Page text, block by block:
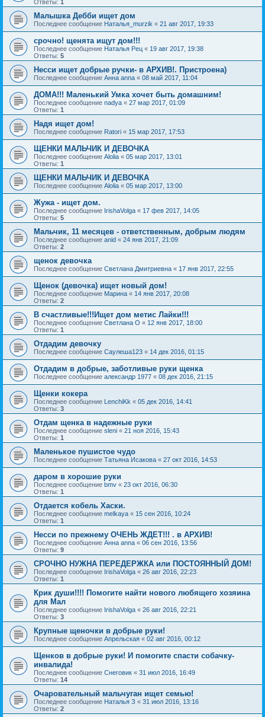
Ответы: 1
Малышка Дебби ищет дом
Последнее сообщение Наталья_murzik « 21 авг 2017, 19:33
срочно! щенята ищут дом!!!
Последнее сообщение Наталья Рец « 19 авг 2017, 19:38
Ответы: 5
Несси ищет добрые ручки- в АРХИВ!. Пристроена)
Последнее сообщение Анна anna « 08 май 2017, 11:04
ДОМА!!! Маленький Умка хочет быть домашним!
Последнее сообщение nadya « 27 мар 2017, 01:09
Ответы: 1
Надя ищет дом!
Последнее сообщение Ratori « 15 мар 2017, 17:53
ЩЕНКИ МАЛЬЧИК И ДЕВОЧКА
Последнее сообщение Alolia « 05 мар 2017, 13:01
Ответы: 1
ЩЕНКИ МАЛЬЧИК И ДЕВОЧКА
Последнее сообщение Alolia « 05 мар 2017, 13:00
Жужа - ищет дом.
Последнее сообщение IrishaVolga « 17 фев 2017, 14:05
Ответы: 5
Мальчик, 11 месяцев - ответственным, добрым людям
Последнее сообщение anid « 24 янв 2017, 21:09
Ответы: 2
щенок девочка
Последнее сообщение Светлана Дмитриевна « 17 янв 2017, 22:55
Щенок (девочка) ищет новый дом!
Последнее сообщение Марина « 14 янв 2017, 20:08
Ответы: 2
В счастливые!!!Ищет дом метис Лайки!!!
Последнее сообщение Светлана О « 12 янв 2017, 18:00
Ответы: 1
Отдадим девочку
Последнее сообщение Саулеша123 « 14 дек 2016, 01:15
Отдадим в добрые, заботливые руки щенка
Последнее сообщение александр 1977 « 08 дек 2016, 21:15
Щенки кокера
Последнее сообщение LenchiKk « 05 дек 2016, 14:41
Ответы: 3
Отдам щенка в надежные руки
Последнее сообщение sleni « 21 ноя 2016, 15:43
Ответы: 1
Маленькое пушистое чудо
Последнее сообщение Татьяна Исакова « 27 окт 2016, 14:53
даром в хорошие руки
Последнее сообщение bmv « 23 окт 2016, 06:30
Ответы: 1
Отдается кобель Хаски.
Последнее сообщение melkaya « 15 сен 2016, 10:24
Ответы: 1
Несси по прежнему ОЧЕНЬ ЖДЕТ!!! . в АРХИВ!
Последнее сообщение Анна anna « 06 сен 2016, 13:56
Ответы: 9
СРОЧНО НУЖНА ПЕРЕДЕРЖКА или ПОСТОЯННЫЙ ДОМ!
Последнее сообщение IrishaVolga « 26 авг 2016, 22:23
Ответы: 1
Крик души!!!! Помогите найти нового любящего хозяина
для Мал
Последнее сообщение IrishaVolga « 26 авг 2016, 22:21
Ответы: 3
Крупные щеночки в добрые руки!
Последнее сообщение Апрельская « 02 авг 2016, 00:12
Щенков в добрые руки! И помогите спасти собачку-
инвалида!
Последнее сообщение Снеговик « 31 июл 2016, 16:49
Ответы: 14
Очаровательный мальчуган ищет семью!
Последнее сообщение Наталья З « 31 июл 2016, 13:16
Ответы: 2